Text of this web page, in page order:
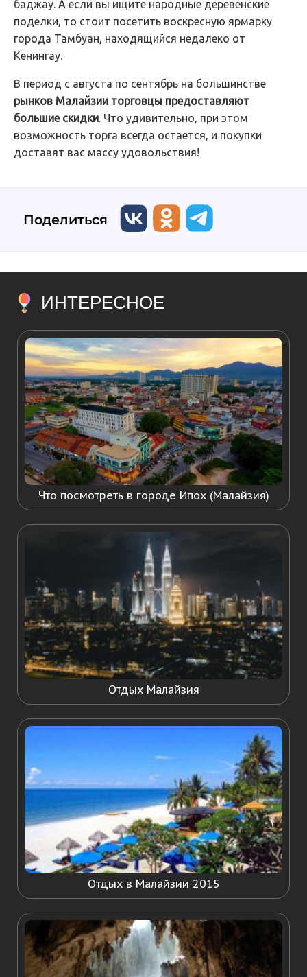
баджау. А если вы ищите народные деревенские
поделки, то стоит посетить воскресную ярмарку
города Тамбуан, находящийся недалеко от
Кенингау.
В период с августа по сентябрь на большинстве
рынков Малайзии торговцы предоставляют
большие скидки. Что удивительно, при этом
возможность торга всегда остается, и покупки
доставят вас массу удовольствия!
Поделиться
ИНТЕРЕСНОЕ
Что посмотреть в городе Ипох (Малайзия)
Отдых Малайзия
Отдых в Малайзии 2015